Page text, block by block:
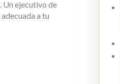
. Un ejecutivo de
a tu